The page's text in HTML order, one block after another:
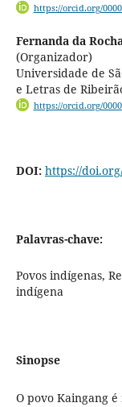
https://orcid.org/
Fernanda da
(Organizador)
Universidade de
e Letras de
https://orcid.org/
DOI: https://
Palavras-chave:
Povos indígenas,
indígena
Sinopse
O povo Kaingang